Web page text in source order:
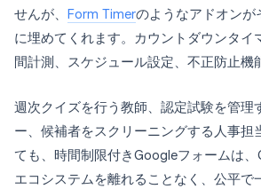
せんが、
Form Timerのようなアドオンが
に埋めてくれます。カウントダウンタイ
間計測、スケジュール設定、不正防止機
週次クイズを行う教師、認定試験を管理
ー、候補者をスクリーニングする人事担
ても、時間制限付きGoogleフォームは
エコシステムを離れることなく、公平で